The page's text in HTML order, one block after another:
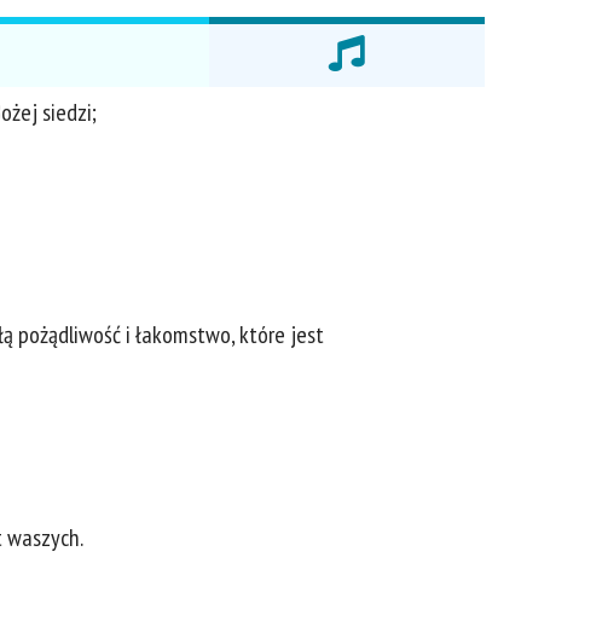
siedzi;
pożądliwość i łakomstwo, które jest